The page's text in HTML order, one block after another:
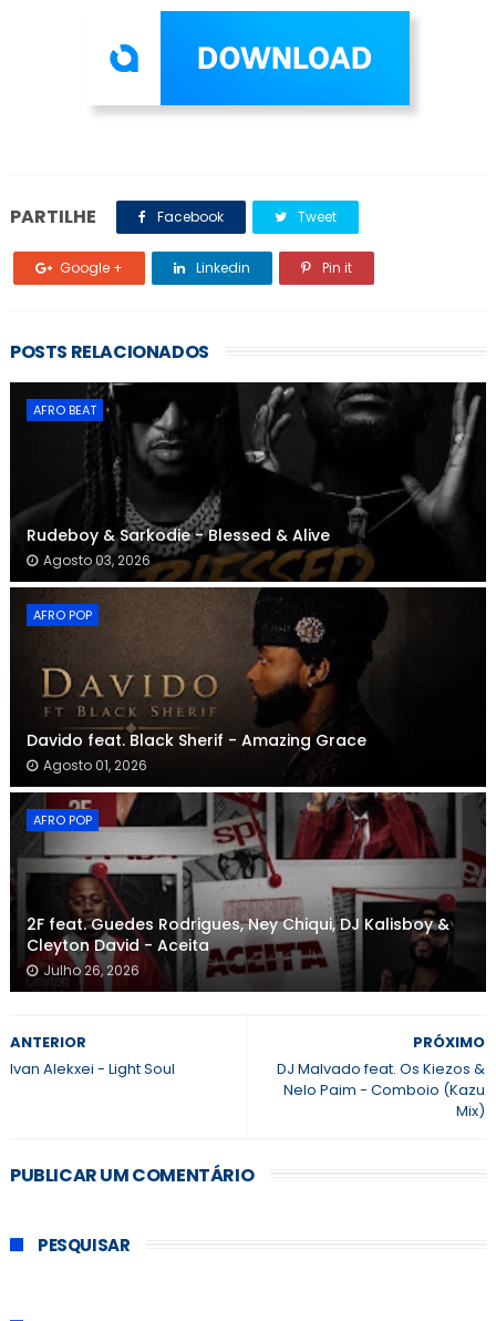
PARTILHE Facebook Tweet
Google + Linkedin Pin it
POSTS RELACIONADOS
AFRO BEAT
Rudeboy & Sarkodie - Blessed & Alive
Agosto 03, 2026
AFRO POP
Davido feat. Black Sherif - Amazing Grace
Agosto 01, 2026
AFRO POP
2F feat. Guedes Rodrigues, Ney Chiqui, DJ Kalisboy &
Cleyton David - Aceita
Julho 26, 2026
PRÓXIMO
DJ Malvado feat. Os Kiezos &
Nelo Paim - Comboio (Kazu
Mix)
ANTERIOR
Ivan Alekxei - Light Soul
PUBLICAR UM COMENTÁRIO
PESQUISAR